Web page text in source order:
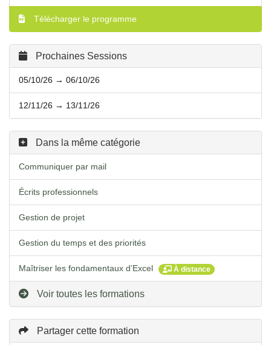
Télécharger le programme
Prochaines Sessions
05/10/26 → 06/10/26
12/11/26 → 13/11/26
Dans la même catégorie
Communiquer par mail
Écrits professionnels
Gestion de projet
Gestion du temps et des priorités
Maîtriser les fondamentaux d’Excel À distance
Voir toutes les formations
Partager cette formation